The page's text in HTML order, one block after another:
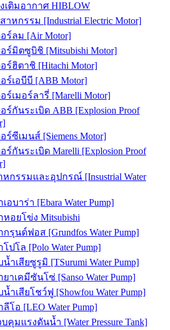
เติมอากาศ HIBLOW
าหกรรม [Industrial Electric Motor]
ร์ลม [Air Motor]
ร์มิตซูบิชิ [Mitsubishi Motor]
ร์ฮิตาชิ [Hitachi Motor]
ร์เอบีบี [ABB Motor]
ร์เมอร์ลารี่ [Marelli Motor]
ร์กันระเบิด ABB [Explosion Proof
ร์ซีเมนส์ [Siemens Motor]
ร์กันระเบิด Marelli [Explosion Proof
กรรมและอุปกรณ์ [Insustrial Water
อบาร่า [Ebara Water Pump]
อยโข่ง Mitsubishi
รุนด์ฟอส [Grundfos Water Pump]
ปโล [Polo Water Pump]
ำเสียซูรูมิ [TSurumi Water Pump]
าเคมีซันโซ่ [Sanso Water Pump]
ำเสียโชว์ฟู [Showfou Water Pump]
โอ [LEO Water Pump]
คุมแรงดันน้ำ [Water Pressure Tank]